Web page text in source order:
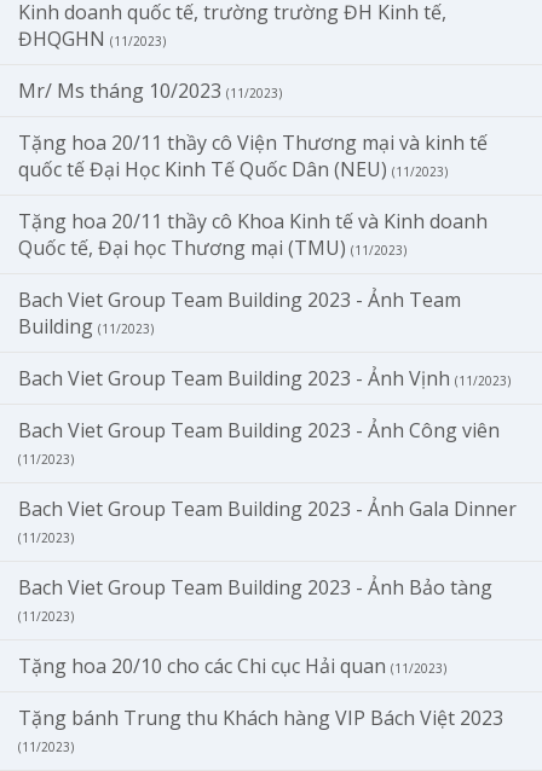
Kinh doanh quốc tế, trường trường ĐH Kinh tế,
ĐHQGHN (11/2023)
Mr/ Ms tháng 10/2023 (11/2023)
Tặng hoa 20/11 thầy cô Viện Thương mại và kinh tế
quốc tế Đại Học Kinh Tế Quốc Dân (NEU) (11/2023)
Tặng hoa 20/11 thầy cô Khoa Kinh tế và Kinh doanh
Quốc tế, Đại học Thương mại (TMU) (11/2023)
Bach Viet Group Team Building 2023 - Ảnh Team
Building (11/2023)
Bach Viet Group Team Building 2023 - Ảnh Vịnh (11/2023)
Bach Viet Group Team Building 2023 - Ảnh Công viên
(11/2023)
Bach Viet Group Team Building 2023 - Ảnh Gala Dinner
(11/2023)
Bach Viet Group Team Building 2023 - Ảnh Bảo tàng
(11/2023)
Tặng hoa 20/10 cho các Chi cục Hải quan (11/2023)
Tặng bánh Trung thu Khách hàng VIP Bách Việt 2023
(11/2023)